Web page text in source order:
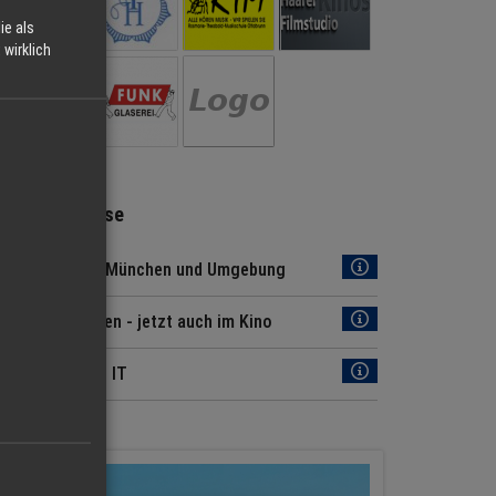
Regio Hinweise
Jobs Region München und Umgebung
Regio München - jetzt auch im Kino
News aus der IT
als